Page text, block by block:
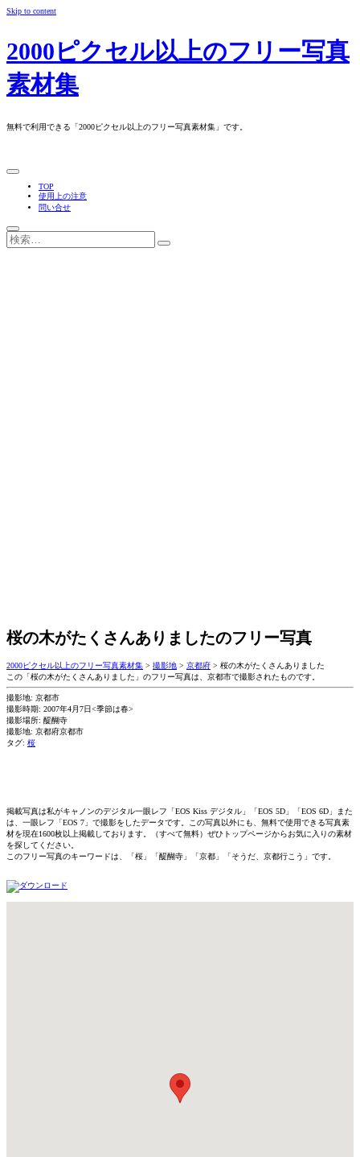
Skip to content
2000ピクセル以上のフリー写真
素材集
無料で利用できる「2000ピクセル以上のフリー写真素材集」です。
TOP
使用上の注意
問い合せ
桜の木がたくさんありましたのフリー写真
2000ピクセル以上のフリー写真素材集 > 撮影地 > 京都府 > 桜の木がたくさんありました
この「桜の木がたくさんありました」のフリー写真は、京都市で撮影されたものです。
撮影地: 京都市
撮影時期: 2007年4月7日<季節は春>
撮影場所: 醍醐寺
撮影地: 京都府京都市
タグ: 桜
掲載写真は私がキャノンのデジタル一眼レフ「EOS Kiss デジタル」「EOS 5D」「EOS 6D」また
は、一眼レフ「EOS 7」で撮影をしたデータです。この写真以外にも、無料で使用できる写真素
材を現在1600枚以上掲載しております。（すべて無料）ぜひトップページからお気に入りの素材
を探してください。
このフリー写真のキーワードは、「桜」「醍醐寺」「京都」「そうだ、京都行こう」です。